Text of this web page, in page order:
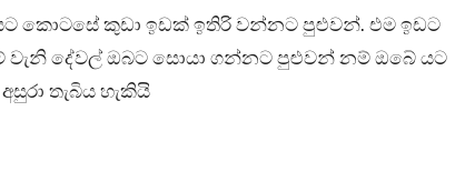
කොටසේ කුඩා ඉඩක් ඉතිරි වන්නට පුළුවන්. එම ඉඩට
වැනි දේවල් ඔබට සොයා ගන්නට පුළුවන් නම් ඔබේ යට
තැබිය හැකියි